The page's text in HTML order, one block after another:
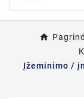
Įžeminimo /